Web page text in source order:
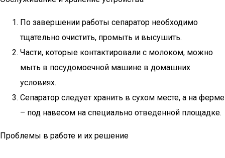
По завершении работы сепаратор необходимо
тщательно очистить, промыть и высушить.
Части, которые контактировали с молоком, можно
мыть в посудомоечной машине в домашних
условиях.
Сепаратор следует хранить в сухом месте, а на ферме
– под навесом на специально отведенной площадке.
Проблемы в работе и их решение